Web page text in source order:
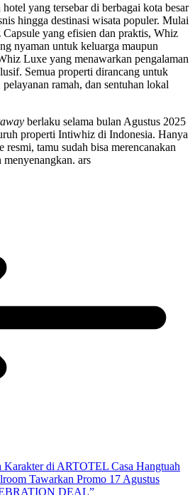
yang tersebar di berbagai kota besar
hingga destinasi wisata populer. Mulai
yang efisien dan praktis, Whiz
nyaman untuk keluarga maupun
Luxe yang menawarkan pengalaman
Semua properti dirancang untuk
ramah, dan sentuhan lokal
berlaku selama bulan Agustus 2025
properti Intiwhiz di Indonesia. Hanya
tamu sudah bisa merencanakan
menyenangkan. ars
Karakter di ARTOTEL Casa Hangtuah
Tawarkan Promo 17 Agustus
DEAL”